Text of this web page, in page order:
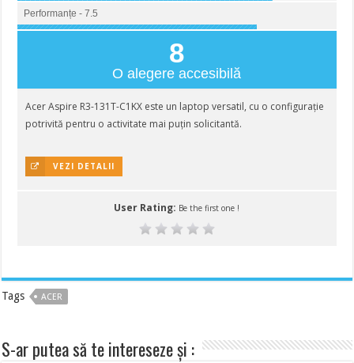
Performanțe - 7.5
8
O alegere accesibilă
Acer Aspire R3-131T-C1KX este un laptop versatil, cu o configurație
potrivită pentru o activitate mai puțin solicitantă.
VEZI DETALII
User Rating: Be the first one !
Tags ACER
S-ar putea să te intereseze și :